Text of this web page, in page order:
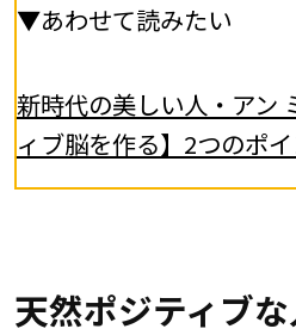
▼あわせて読みたい
新時代の美しい人・アン
ィブ脳を作る】2つのポ
天然ポジティブ